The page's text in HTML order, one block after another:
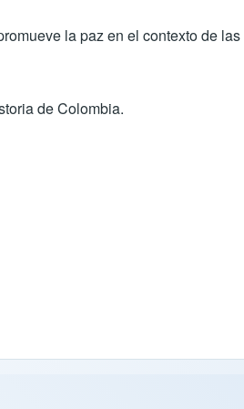
la paz en el contexto de
de Colombia.